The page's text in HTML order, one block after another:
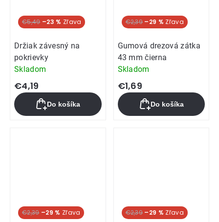
€5,49 –23 %
Držiak závesný na
pokrievky
Skladom
€4,19
Do košíka
€2,39 –29 %
Gumová drezová zátka
43 mm čierna
Skladom
€1,69
Do košíka
€2,39 –29 % €2,39 –29 %